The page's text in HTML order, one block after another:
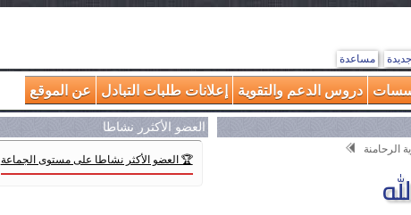
مساعدة
دروس الدعم والتقوية إعلانات طلبات التبادل عن الموقع
الرحامنة
العضو الأكثرر نشاطا
🏆 العضو الأكثر نشاطا على مستوى الجماعة